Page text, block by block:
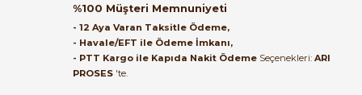
Satıcı ilgili ve çok yardım severdi
bundan mehmet bey ilgi ve
alakası için teşekkür ederim
3MGS 225M4 / 45 kW 1500 rpm B35 IE3 Pik Gövde Omega Motor -
%100 Müşteri Memnuniyeti
- 12 Aya Varan Taksitle Ödeme,
- Havale/EFT ile Ödeme İmkanı,
- PTT Kargo ile Kapıda Nakit Ödeme Seçenekleri: ARI
PROSES 'te.